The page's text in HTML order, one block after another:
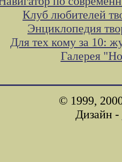
Клуб любителей
Энциклопедия
Для тех кому за 10:
Галерея
© 1999,
Дизайн -